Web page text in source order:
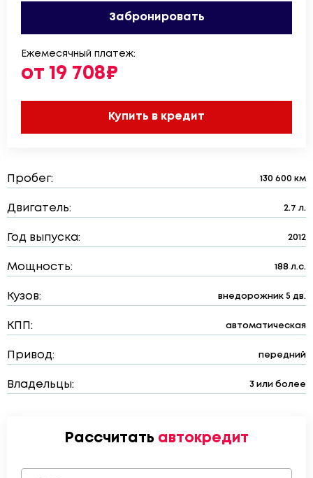
Забронировать
Ежемесячный платеж:
от 19 708₽
Купить в кредит
Пробег: 130 600 км
Двигатель: 2.7 л.
Год выпуска: 2012
Мощность: 188 л.с.
Кузов: внедорожник 5 дв.
КПП: автоматическая
Привод: передний
Владельцы: 3 или более
Рассчитать автокредит